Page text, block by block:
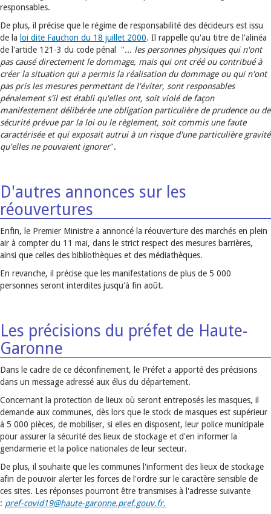
responsables.
De plus, il précise que le régime de responsabilité des décideurs est issu
de la loi dite Fauchon du 18 juillet 2000. Il rappelle qu'au titre de l'alinéa
de l'article 121-3 du code pénal "... les personnes physiques qui n'ont
pas causé directement le dommage, mais qui ont créé ou contribué à
créer la situation qui a permis la réalisation du dommage ou qui n'ont
pas pris les mesures permettant de l'éviter, sont responsables
pénalement s'il est établi qu'elles ont, soit violé de façon
manifestement délibérée une obligation particulière de prudence ou de
sécurité prévue par la loi ou le règlement, soit commis une faute
caractérisée et qui exposait autrui à un risque d'une particulière gravité
qu'elles ne pouvaient ignorer".
D'autres annonces sur les
réouvertures
Enfin, le Premier Ministre a annoncé la réouverture des marchés en plein
air à compter du 11 mai, dans le strict respect des mesures barrières,
ainsi que celles des bibliothèques et des médiathèques.
En revanche, il précise que les manifestations de plus de 5 000
personnes seront interdites jusqu'à fin août.
Les précisions du préfet de Haute-
Garonne
Dans le cadre de ce déconfinement, le Préfet a apporté des précisions
dans un message adressé aux élus du département.
Concernant la protection de lieux où seront entreposés les masques, il
demande aux communes, dès lors que le stock de masques est supérieur
à 5 000 pièces, de mobiliser, si elles en disposent, leur police municipale
pour assurer la sécurité des lieux de stockage et d'en informer la
gendarmerie et la police nationales de leur secteur.
De plus, il souhaite que les communes l'informent des lieux de stockage
afin de pouvoir alerter les forces de l'ordre sur le caractère sensible de
ces sites. Les réponses pourront être transmises à l'adresse suivante
: pref-covid19@haute-garonne.pref.gouv.fr.